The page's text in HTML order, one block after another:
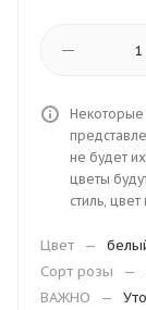
Некоторые
не будет
цветы
стиль,
Цвет —
Сорт розы
—
ВАЖНО
—